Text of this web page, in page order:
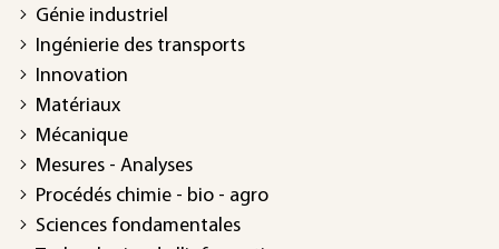
Génie industriel
Ingénierie des transports
Innovation
Matériaux
Mécanique
Mesures - Analyses
Procédés chimie - bio - agro
Sciences fondamentales